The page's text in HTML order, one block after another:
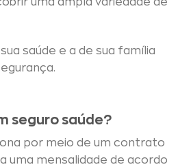
saúde e a de sua família
seguro saúde?
por meio de um contrato
uma mensalidade de acordo